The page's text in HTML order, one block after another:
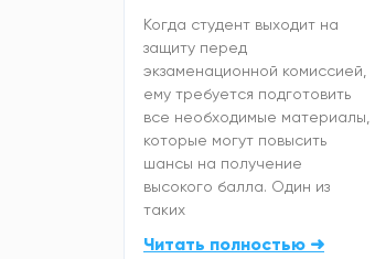
Когда студент выходит на
защиту перед
экзаменационной комиссией,
ему требуется подготовить
все необходимые материалы,
которые могут повысить
шансы на получение
высокого балла. Один из
таких
Читать полностью ➜